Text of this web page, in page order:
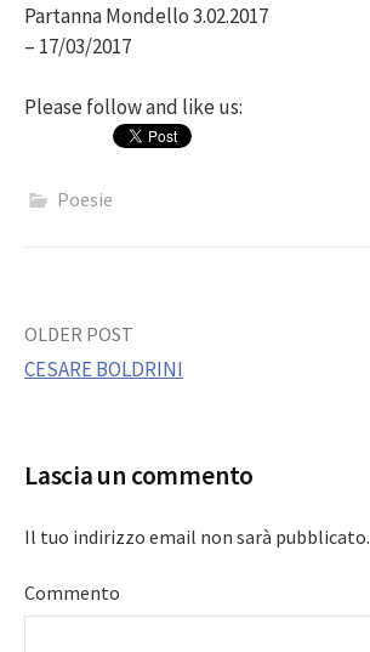
Partanna Mondello 3.02.2017
– 17/03/2017
Please follow and like us:
Poesie
Post
OLDER POST
CESARE BOLDRINI
Lascia un commento
Il tuo indirizzo email non sarà pubblicato.
Commento